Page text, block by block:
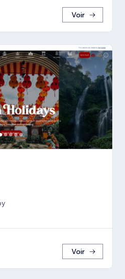
Voir
Voir